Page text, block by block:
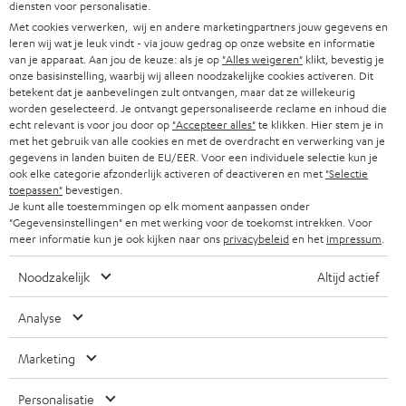
s
b
r
i
e
f
HIFI-SPEAKERS
SMART HOME
BLUETOOTH
KOPTELEFOONS
BLUETOOTH KOPTELEFOONS
COMPLETE SETS
SPEAKERS
ULTIMA
IN-EAR
FANSHOP
PERS & MARKETING
B2B
PARTNERPROGRAMMA
BLOG
NEWSLETTER
STORES
TEUFEL VOORDELEN
TEUFEL STORY
MANAGEMENT
DUURZAAMHEID
OOSTENRIJK
ZWITSERLAND
NEDERLAND
BELGIË
FRANKRIJK
POLEN
SPANJE
'Kennelijke' (typ)fouten voorbehouden. De op de foto's afgebeelde
accessoires zijn niet bij de levering inbegrepen. Eventuele
verwijderingskosten voor batterijen zijn bij de prijs inbegrepen.
diensten voor personalisatie.
Met cookies verwerken, wij en andere marketingpartners jouw gegevens en
leren wij wat je leuk vindt - via jouw gedrag op onze website en informatie
van je apparaat. Aan jou de keuze: als je op "Alles weigeren" klikt, bevestig je
onze basisinstelling, waarbij wij alleen noodzakelijke cookies activeren. Dit
betekent dat je aanbevelingen zult ontvangen, maar dat ze willekeurig
worden geselecteerd. Je ontvangt gepersonaliseerde reclame en inhoud die
echt relevant is voor jou door op "Accepteer alles"te klikken. Hier stem je in
met het gebruik van alle cookies en met de overdracht en verwerking van je
gegevens in landen buiten de EU/EER. Voor een individuele selectie kun je
ook elke categorie afzonderlijk activeren of deactiveren en met "Selectie
toepassen" bevestigen.
Je kunt alle toestemmingen op elk moment aanpassen onder
"Gegevensinstellingen" en met werking voor de toekomst intrekken. Voor
meer informatie kun je ook kijken naar ons privacybeleiden het impressum
Noodzakelijk Altijd actief
Analyse
Marketing
Personalisatie